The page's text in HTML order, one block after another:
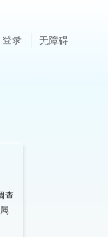
登录 无障碍
查